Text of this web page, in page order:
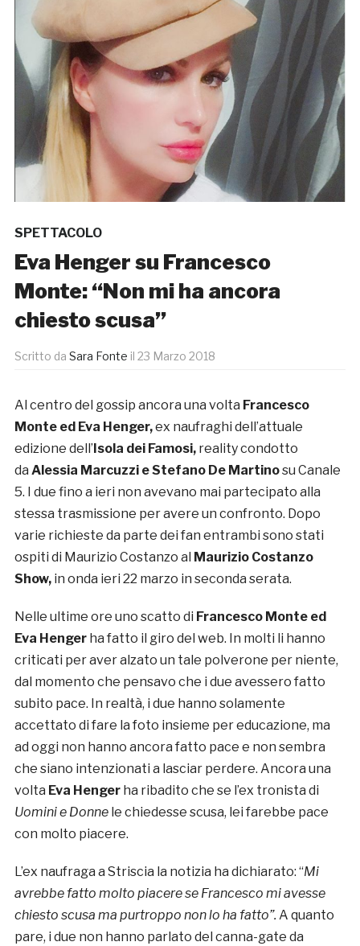
SPETTACOLO
Eva Henger su Francesco
Monte: “Non mi ha ancora
chiesto scusa”
Scritto da Sara Fonte il 23 Marzo 2018
Al centro del gossip ancora una volta Francesco
Monte ed Eva Henger,ex naufraghi dell’attuale
edizione dell’Isola dei Famosi, reality condotto
da Alessia Marcuzzi e Stefano De Martinosu Canale
5. I due fino a ieri non avevano mai partecipato alla
stessa trasmissione per avere un confronto. Dopo
varie richieste da parte dei fan entrambi sono stati
ospiti di Maurizio Costanzo al Maurizio Costanzo
Show, in onda ieri 22 marzo in seconda serata.
Nelle ultime ore uno scatto di Francesco Monte ed
Eva Hengerha fatto il giro del web. In molti li hanno
criticati per aver alzato un tale polverone per niente,
dal momento che pensavo che i due avessero fatto
subito pace. In realtà, i due hanno solamente
accettato di fare la foto insieme per educazione, ma
ad oggi non hanno ancora fatto pace e non sembra
che siano intenzionati a lasciar perdere. Ancora una
volta Eva Henger ha ribadito che se l’ex tronista di
Uomini e Donnele chiedesse scusa, lei farebbe pace
con molto piacere.
L’ex naufraga a Striscia la notizia ha dichiarato: “Mi
avrebbe fatto molto piacere se Francesco mi avesse
chiesto scusa ma purtroppo non lo ha fatto”. A quanto
pare, i due non hanno parlato del canna-gate da